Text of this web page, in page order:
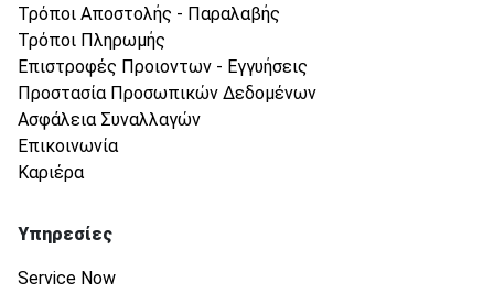
Τρόποι Αποστολής - Παραλαβής
Τρόποι Πληρωμής
Επιστροφές Προιοντων - Εγγυήσεις
Προστασία Προσωπικών Δεδομένων
Ασφάλεια Συναλλαγών
Επικοινωνία
Καριέρα
Υπηρεσίες
Service Now